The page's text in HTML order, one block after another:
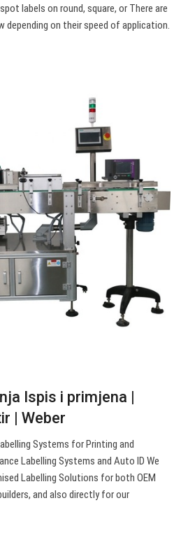
labels on round, square, or There are
depending on their speed of application.
Ispis i primjena |
| Weber
Systems for Printing and
Labelling Systems and Auto ID We
Labelling Solutions for both OEM
and also directly for our